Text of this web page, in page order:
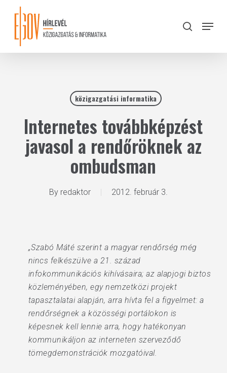
content
search
Menu
közigazgatási informatika
Internetes továbbképzést
javasol a rendőröknek az
ombudsman
By redaktor 2012. február 3.
„Szabó Máté szerint a magyar rendőrség még
nincs felkészülve a 21. század
infokommunikációs kihívásaira; az alapjogi biztos
közleményében, egy nemzetközi projekt
tapasztalatai alapján, arra hívta fel a figyelmet: a
rendőrségnek a közösségi portálokon is
képesnek kell lennie arra, hogy hatékonyan
kommunikáljon az interneten szerveződő
tömegdemonstrációk mozgatóival.
Close